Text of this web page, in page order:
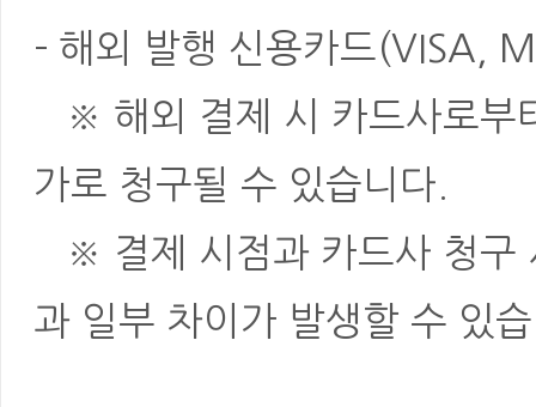
- 해외 발행 신용카드(VISA,
※ 해외 결제 시 카드사로부
가로 청구될 수 있습니다.
※ 결제 시점과 카드사 청구
과 일부 차이가 발생할 수 있